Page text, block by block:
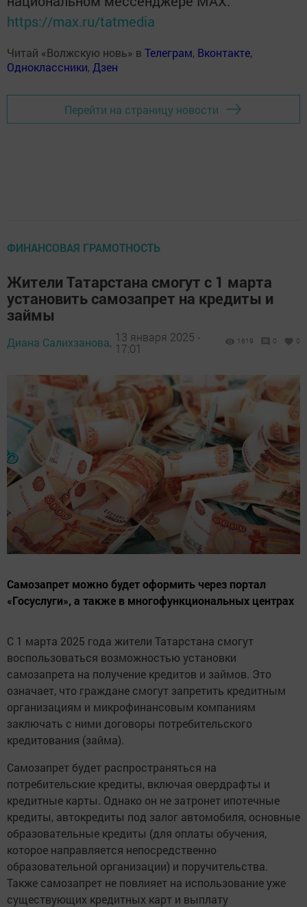
https://max.ru/tatmedia
Читай «Волжскую новь» в Телеграм, Вконтакте,
Одноклассники, Дзен
Перейти на страницу новости
ФИНАНСОВАЯ ГРАМОТНОСТЬ
Жители Татарстана смогут с 1 марта
установить самозапрет на кредиты и
займы
Диана Салихзанова, 13 января 2025 -
17:01
1619 0 0
Самозапрет можно будет оформить через портал
«Госуслуги», а также в многофункциональных центрах
С 1 марта 2025 года жители Татарстана смогут
воспользоваться возможностью установки
самозапрета на получение кредитов и займов. Это
означает, что граждане смогут запретить кредитным
организациям и микрофинансовым компаниям
заключать с ними договоры потребительского
кредитования (займа).
Самозапрет будет распространяться на
потребительские кредиты, включая овердрафты и
кредитные карты. Однако он не затронет ипотечные
кредиты, автокредиты под залог автомобиля, основные
образовательные кредиты (для оплаты обучения,
которое направляется непосредственно
образовательной организации) и поручительства.
Также самозапрет не повлияет на использование уже
существующих кредитных карт и выплату